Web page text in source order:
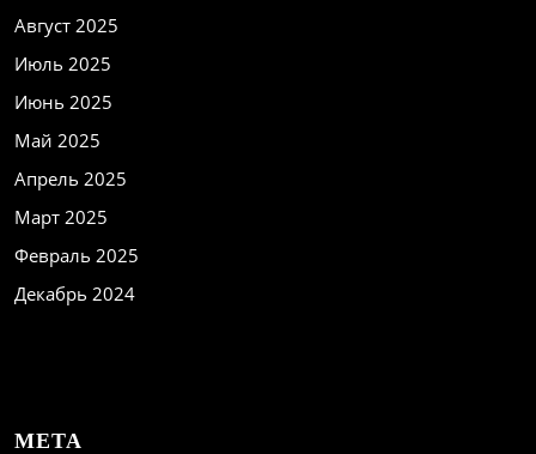
Август 2025
Июль 2025
Июнь 2025
Май 2025
Апрель 2025
Март 2025
Февраль 2025
Декабрь 2024
МЕТА